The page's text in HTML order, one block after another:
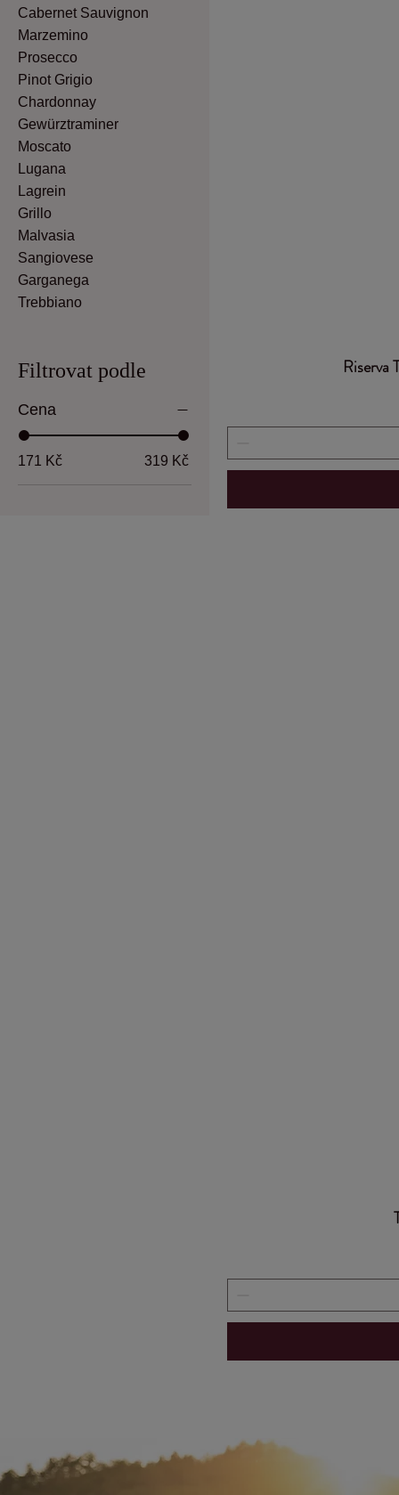
Cabernet Sauvignon
Marzemino
Prosecco
Pinot Grigio
Chardonnay
Gewürztraminer
Moscato
Lugana
Lagrein
Grillo
Malvasia
Sangiovese
Garganega
Trebbiano
Filtrovat podle
Cena
171 Kč 319 Kč
Riserva